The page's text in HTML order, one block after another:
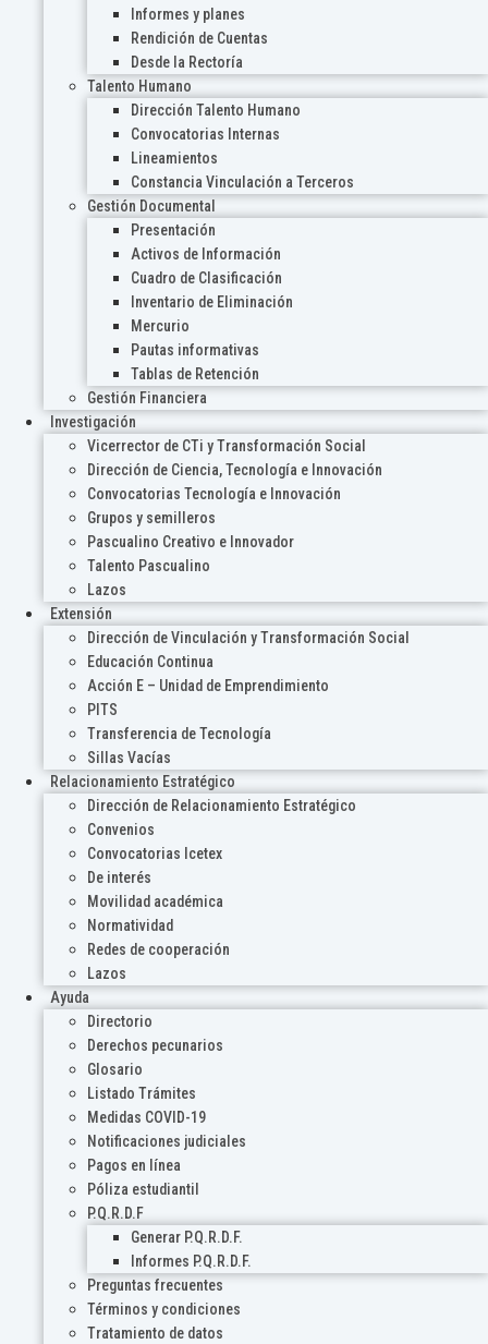
Informes y planes
Rendición de Cuentas
Desde la Rectoría
Talento Humano
Dirección Talento Humano
Convocatorias Internas
Lineamientos
Constancia Vinculación a Terceros
Gestión Documental
Presentación
Activos de Información
Cuadro de Clasificación
Inventario de Eliminación
Mercurio
Pautas informativas
Tablas de Retención
Gestión Financiera
Investigación
Vicerrector de CTi y Transformación Social
Dirección de Ciencia, Tecnología e Innovación
Convocatorias Tecnología e Innovación
Grupos y semilleros
Pascualino Creativo e Innovador
Talento Pascualino
Lazos
Extensión
Dirección de Vinculación y Transformación Social
Educación Continua
Acción E – Unidad de Emprendimiento
PITS
Transferencia de Tecnología
Sillas Vacías
Relacionamiento Estratégico
Dirección de Relacionamiento Estratégico
Convenios
Convocatorias Icetex
De interés
Movilidad académica
Normatividad
Redes de cooperación
Lazos
Ayuda
Directorio
Derechos pecunarios
Glosario
Listado Trámites
Medidas COVID-19
Notificaciones judiciales
Pagos en línea
Póliza estudiantil
P.Q.R.D.F
Generar P.Q.R.D.F.
Informes P.Q.R.D.F.
Preguntas frecuentes
Términos y condiciones
Tratamiento de datos